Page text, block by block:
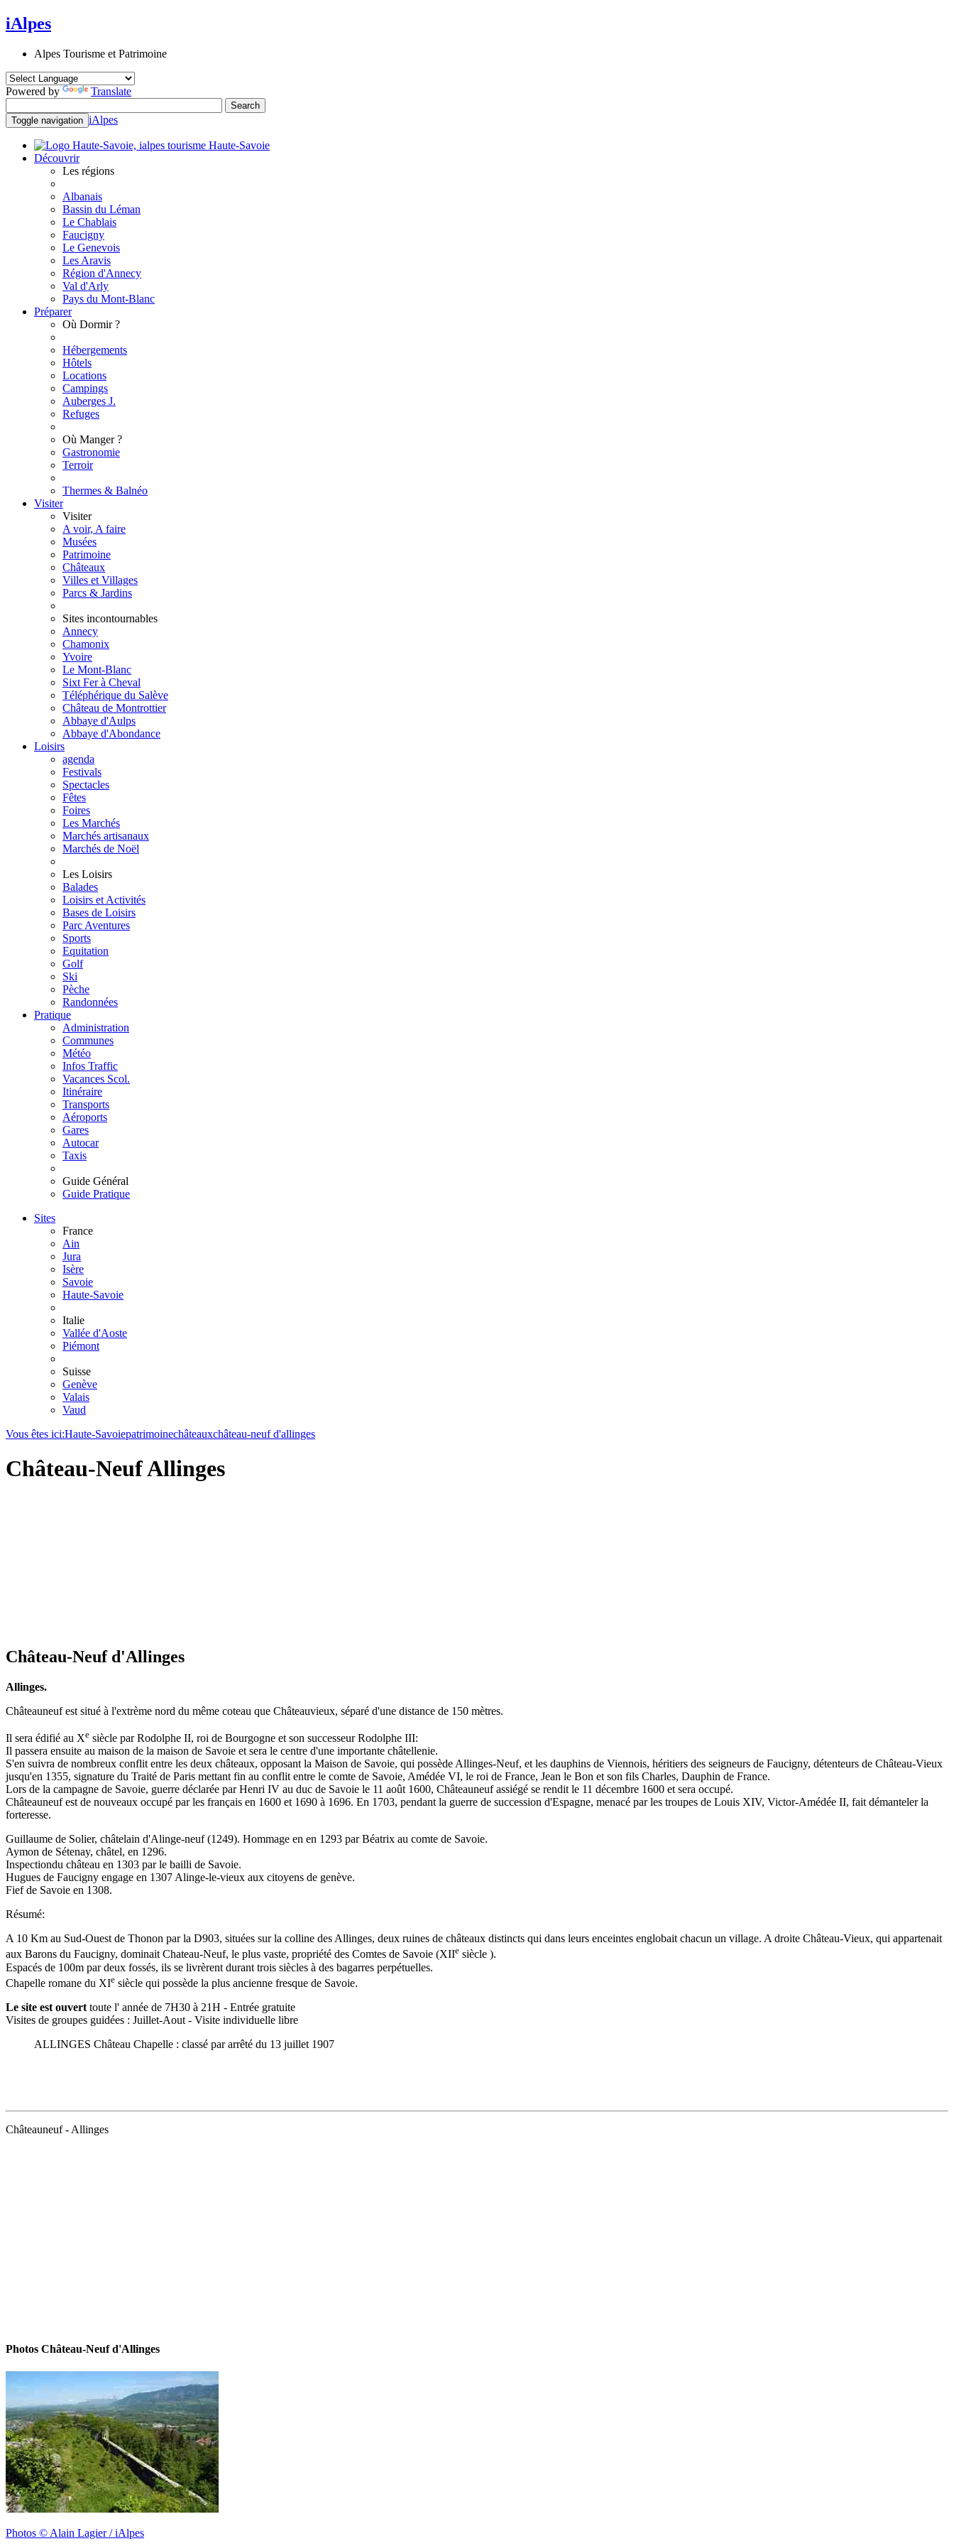
iAlpes
Alpes Tourisme et Patrimoine
Powered by Translate
Toggle navigation iAlpes
Haute-Savoie
Découvrir
Les régions
Albanais
Bassin du Léman
Le Chablais
Faucigny
Le Genevois
Les Aravis
Région d'Annecy
Val d'Arly
Pays du Mont-Blanc
Préparer
Où Dormir ?
Hébergements
Hôtels
Locations
Campings
Auberges J.
Refuges
Où Manger ?
Gastronomie
Terroir
Thermes & Balnéo
Visiter
Visiter
A voir, A faire
Musées
Patrimoine
Châteaux
Villes et Villages
Parcs & Jardins
Sites incontournables
Annecy
Chamonix
Yvoire
Le Mont-Blanc
Sixt Fer à Cheval
Téléphérique du Salève
Château de Montrottier
Abbaye d'Aulps
Abbaye d'Abondance
Loisirs
agenda
Festivals
Spectacles
Fêtes
Foires
Les Marchés
Marchés artisanaux
Marchés de Noël
Les Loisirs
Balades
Loisirs et Activités
Bases de Loisirs
Parc Aventures
Sports
Equitation
Golf
Ski
Pèche
Randonnées
Pratique
Administration
Communes
Météo
Infos Traffic
Vacances Scol.
Itinéraire
Transports
Aéroports
Gares
Autocar
Taxis
Guide Général
Guide Pratique
Sites
France
Ain
Jura
Isère
Savoie
Haute-Savoie
Italie
Vallée d'Aoste
Piémont
Suisse
Genève
Valais
Vaud
Vous êtes ici:Haute-Savoiepatrimoinechâteauxchâteau-neuf d'allinges
Château-Neuf Allinges
Château-Neuf d'Allinges
Allinges.
Châteauneuf est situé à l'extrème nord du même coteau que Châteauvieux, séparé d'une distance de 150 mètres.
Il sera édifié au Xe siècle par Rodolphe II, roi de Bourgogne et son successeur Rodolphe III:
Il passera ensuite au maison de la maison de Savoie et sera le centre d'une importante châtellenie.
S'en suivra de nombreux conflit entre les deux châteaux, opposant la Maison de Savoie, qui possède Allinges-Neuf, et les dauphins de Viennois, héritiers des seigneurs de Faucigny, détenteurs de Château-Vieux
jusqu'en 1355, signature du Traité de Paris mettant fin au conflit entre le comte de Savoie, Amédée VI, le roi de France, Jean le Bon et son fils Charles, Dauphin de France.
Lors de la campagne de Savoie, guerre déclarée par Henri IV au duc de Savoie le 11 août 1600, Châteauneuf assiégé se rendit le 11 décembre 1600 et sera occupé.
Châteauneuf est de nouveaux occupé par les français en 1600 et 1690 à 1696. En 1703, pendant la guerre de succession d'Espagne, menacé par les troupes de Louis XIV, Victor-Amédée II, fait démanteler la
forteresse.
Guillaume de Solier, châtelain d'Alinge-neuf (1249). Hommage en en 1293 par Béatrix au comte de Savoie.
Aymon de Sétenay, châtel, en 1296.
Inspectiondu château en 1303 par le bailli de Savoie.
Hugues de Faucigny engage en 1307 Alinge-le-vieux aux citoyens de genève.
Fief de Savoie en 1308.
Résumé:
A 10 Km au Sud-Ouest de Thonon par la D903, situées sur la colline des Allinges, deux ruines de châteaux distincts qui dans leurs enceintes englobait chacun un village. A droite Château-Vieux, qui appartenait
aux Barons du Faucigny, dominait Chateau-Neuf, le plus vaste, propriété des Comtes de Savoie (XIIe siècle ).
Espacés de 100m par deux fossés, ils se livrèrent durant trois siècles à des bagarres perpétuelles.
Chapelle romane du XIe siècle qui possède la plus ancienne fresque de Savoie.
Le site est ouvert toute l' année de 7H30 à 21H - Entrée gratuite
Visites de groupes guidées : Juillet-Aout - Visite individuelle libre
ALLINGES Château Chapelle : classé par arrêté du 13 juillet 1907
Châteauneuf - Allinges
Photos Château-Neuf d'Allinges
Photos © Alain Lagier / iAlpes